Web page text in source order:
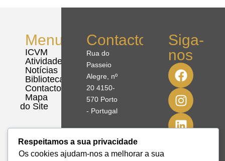
Menu
ICVM
Atividades
Notícias
Biblioteca
Contactos
Mapa
do Site
Contactos
Rua do
Passeio
Alegre, nº
20 4150-
570 Porto
- Portugal
N
8º39'41,76"
Siga-
nos
Respeitamos a sua privacidade
Os cookies ajudam-nos a melhorar a sua